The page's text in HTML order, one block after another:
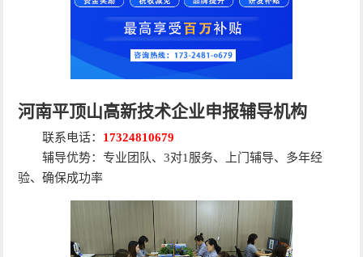
河南平顶山高新技术企业申报辅导机构
联系电话： 17324810679
辅导优势：专业团队、3对1服务、上门辅导、多年经
验、确保成功率